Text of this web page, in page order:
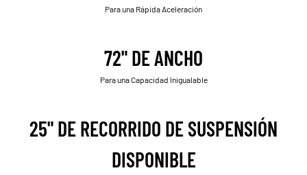
Para una Rápida Aceleración
72" DE ANCHO
Para una Capacidad Inigualable
25" DE RECORRIDO DE SUSPENSIÓN
DISPONIBLE